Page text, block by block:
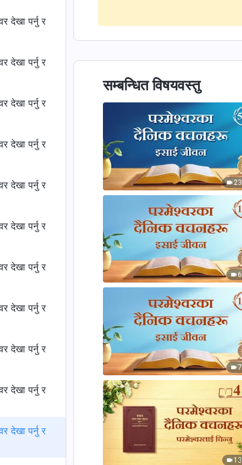
देखा पर्नु र
देखा पर्नु र
देखा पर्नु र
देखा पर्नु र
देखा पर्नु र
देखा पर्नु र
देखा पर्नु र
देखा पर्नु र
देखा पर्नु र
देखा पर्नु र
देखा पर्नु र
सम्बन्धित विषयवस्तु